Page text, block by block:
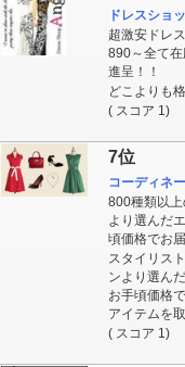
ドレスショ
超激安ドレ
890～全て
進呈！！
どこよりも
( スコア 1)
7位
コーディネ
800種類以
より選んだ
頃価格でお届
スタイリス
ンより選ん
お手頃価格
アイテムを
( スコア 1)